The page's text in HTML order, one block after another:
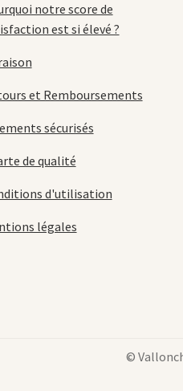
notre score de
est si élevé ?
et Remboursements
sécurisés
de qualité
d'utilisation
légales
©